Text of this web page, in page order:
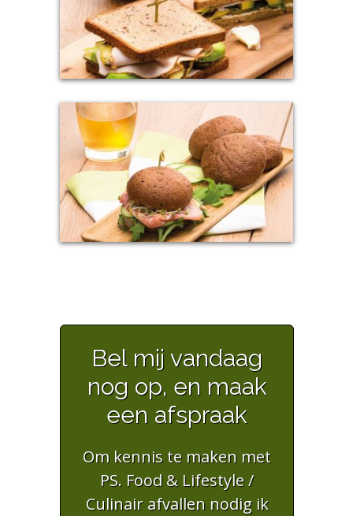
Bel mij vandaag
nog op, en maak
een afspraak
Om kennis te maken met
PS. Food & Lifestyle /
Culinair afvallen nodig ik